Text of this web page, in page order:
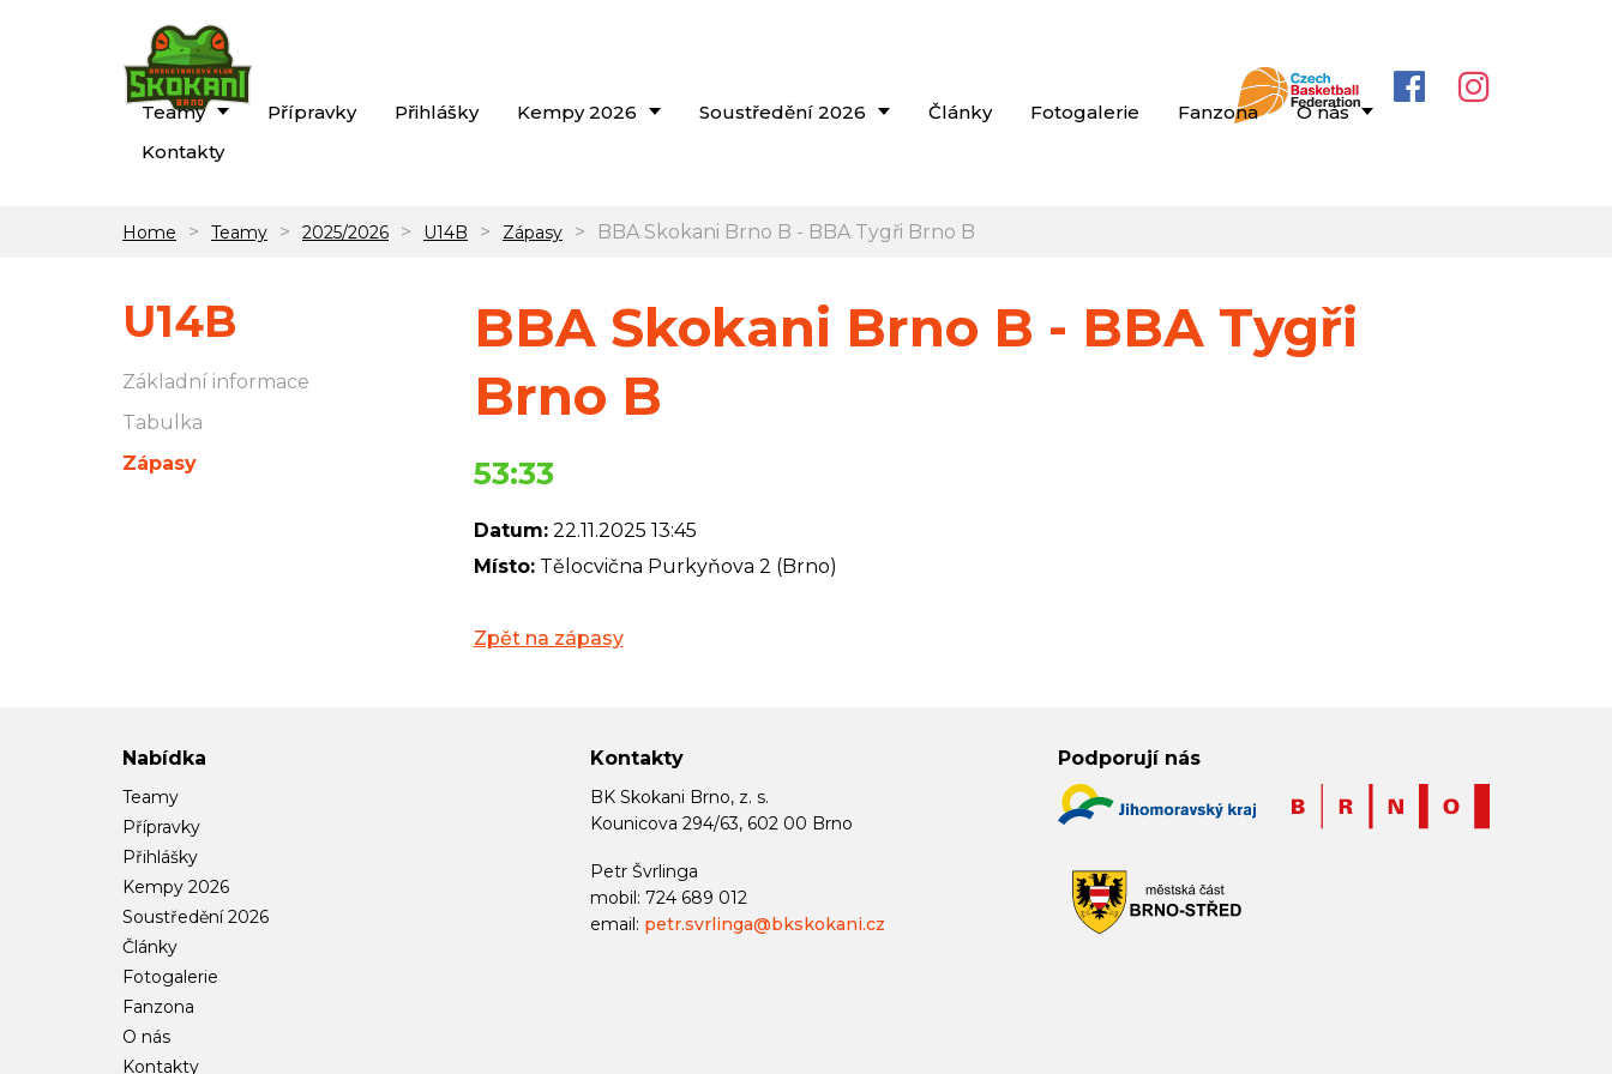
Teamy Přípravky Přihlášky Kempy 2026 Soustředění 2026 Články Fotogalerie Fanzona
O nás
Kontakty
Home > Teamy > 2025/2026 > U14B > Zápasy > BBA Skokani Brno B - BBA Tygři Brno B
U14B
Základní informace
Tabulka
Zápasy
BBA Skokani Brno B - BBA Tygři
Brno B
53:33
Datum: 22.11.2025 13:45
Místo: Tělocvična Purkyňova 2 (Brno)
Zpět na zápasy
Nabídka
Teamy
Přípravky
Přihlášky
Kempy 2026
Soustředění 2026
Články
Fotogalerie
Fanzona
O nás
Kontakty
Kontakty
BK Skokani Brno, z. s.
Kounicova 294/63, 602 00 Brno
Petr Švrlinga
mobil: 724 689 012
email: petr.svrlinga@bkskokani.cz
Podporují nás